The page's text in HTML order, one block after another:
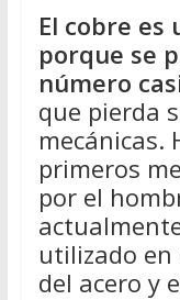
El cobre
porque se
número
que pierda
mecánicas.
primeros
por el
utilizado
del acero y